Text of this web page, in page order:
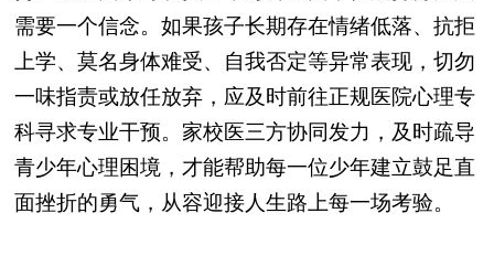
需要一个信念。如果孩子长期存在情绪低落、抗拒
上学、莫名身体难受、自我否定等异常表现，切勿
一味指责或放任放弃，应及时前往正规医院心理专
科寻求专业干预。家校医三方协同发力，及时疏导
青少年心理困境，才能帮助每一位少年建立鼓足直
面挫折的勇气，从容迎接人生路上每一场考验。